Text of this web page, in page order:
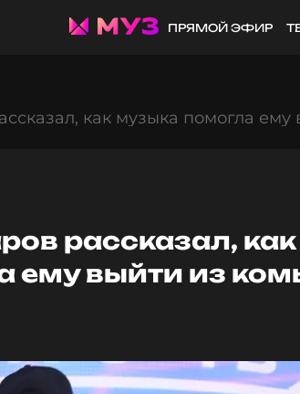
ПРЯМОЙ ЭФИР
как музыка помогла
рассказал, как
ему выйти из